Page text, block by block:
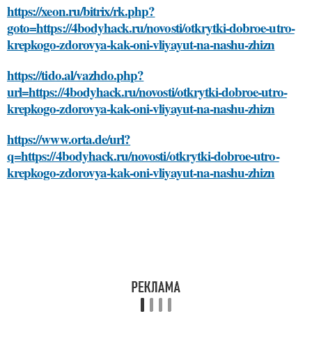
https://xeon.ru/bitrix/rk.php?
goto=https://4bodyhack.ru/novosti/otkrytki-dobroe-utro-
krepkogo-zdorovya-kak-oni-vliyayut-na-nashu-zhizn
https://tido.al/vazhdo.php?
url=https://4bodyhack.ru/novosti/otkrytki-dobroe-utro-
krepkogo-zdorovya-kak-oni-vliyayut-na-nashu-zhizn
https://www.orta.de/url?
q=https://4bodyhack.ru/novosti/otkrytki-dobroe-utro-
krepkogo-zdorovya-kak-oni-vliyayut-na-nashu-zhizn